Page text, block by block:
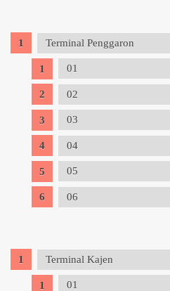
Terminal Penggaron
01
02
03
04
05
06
Terminal Kajen
01